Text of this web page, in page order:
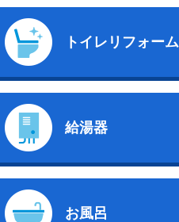
トイレリフォーム
給湯器
お風呂